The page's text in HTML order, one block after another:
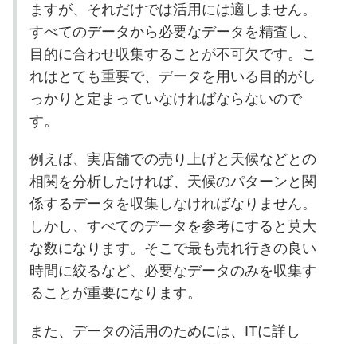
ますが、それだけでは活用には適しません。
すべてのデータから必要なデータを精査し、
目的に合わせ収集することが不可欠です。こ
れはとても重要で、データを用いる目的がし
っかりと定まっていなければならないので
す。
例えば、実店舗での売り上げと天候などとの
相関を分析したければ、天候のパターンと関
係するデータを収集しなければなりません。
しかし、すべてのデータを参考にすると莫大
な数になります。そこで最も売れ行きの良い
時間に絞るなど、必要なデータのみを収集す
ることが重要になります。
また、データの活用のためには、ITに詳し